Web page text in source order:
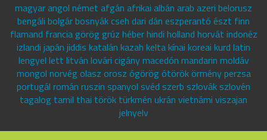
magyar angol német afgán afrikai albán arab azeri belorusz
bengáli bolgár bosnyák cseh dari dán eszperantó észt finn
flamand francia görög grúz héber hindi holland horvát indonéz
izlandi japán jiddis katalán kazah kelta kínai koreai kurd latin
lengyel lett litván lovári cigány macedón mandarin moldáv
mongol norvég olasz orosz ógörög ótörök örmény perzsa
portugál román ruszin spanyol svéd szerb szlovák szlovén
tagalog tamil thai török türkmén ukrán vietnámi viszajan
jelnyelv